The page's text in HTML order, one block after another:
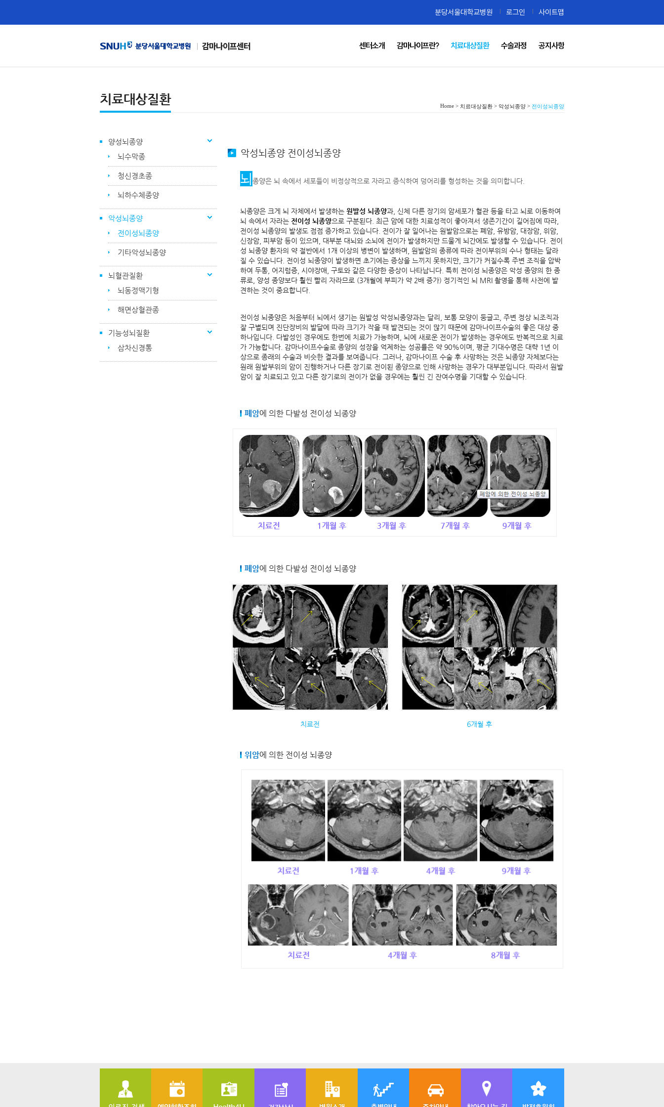
감마나이프센터
분당서울대학교병원 로그인 사이트맵
센터소개 감마나이프란? 치료대상질환 수술과정 공지사항
치료대상질환 Home > 치료대상질환 > 악성뇌종양 > 전이성뇌종양
양성뇌종양
뇌수막종
청신경초종
뇌하수체종양
악성뇌종양
전이성뇌종양
기타악성뇌종양
뇌혈관질환
뇌동정맥기형
해면상혈관종
기능성뇌질환
삼차신경통
악성뇌종양 전이성뇌종양
뇌 종양은 뇌 속에서 세포들이 비정상적으로 자라고 증식하여 덩어리를 형성하는 것을 의미합니다.
뇌종양은 크게 뇌 자체에서 발생하는 원발성 뇌종양과, 신체 다른 장기의 암세포가 혈관 등을 타고 뇌로 이동하여
뇌 속에서 자라는 전이성 뇌종양으로 구분된다. 최근 암에 대한 치료성적이 좋아져서 생존기간이 길어짐에 따라,
전이성 뇌종양의 발생도 점점 증가하고 있습니다. 전이가 잘 일어나는 원발암으로는 폐암, 유방암, 대장암, 위암,
신장암, 피부암 등이 있으며, 대부분 대뇌와 소뇌에 전이가 발생하지만 드물게 뇌간에도 발생할 수 있습니다. 전이
성 뇌종양 환자의 약 절반에서 1개 이상의 병변이 발생하며, 원발암의 종류에 따라 전이부위의 수나 형태는 달라
질 수 있습니다. 전이성 뇌종양이 발생하면 초기에는 증상을 느끼지 못하지만, 크기가 커질수록 주변 조직을 압박
하여 두통, 어지럼증, 시야장애, 구토와 같은 다양한 증상이 나타납니다. 특히 전이성 뇌종양은 악성 종양의 한 종
류로, 양성 종양보다 훨씬 빨리 자라므로 (3개월에 부피가 약 2배 증가) 정기적인 뇌 MRI 촬영을 통해 사전에 발
견하는 것이 중요합니다.
전이성 뇌종양은 처음부터 뇌에서 생기는 원발성 악성뇌종양과는 달리, 보통 모양이 둥글고, 주변 정상 뇌조직과
잘 구별되며 진단장비의 발달에 따라 크기가 작을 때 발견되는 것이 많기 때문에 감마나이프수술의 좋은 대상 중
하나입니다. 다발성인 경우에도 한번에 치료가 가능하며, 뇌에 새로운 전이가 발생하는 경우에도 반복적으로 치료
가 가능합니다. 감마나이프수술로 종양의 성장을 억제하는 성공률은 약 90%이며, 평균 기대수명은 대략 1년 이
상으로 종래의 수술과 비슷한 결과를 보여줍니다. 그러나, 감마나이프 수술 후 사망하는 것은 뇌종양 자체보다는
원래 원발부위의 암이 진행하거나 다른 장기로 전이된 종양으로 인해 사망하는 경우가 대부분입니다. 따라서 원발
암이 잘 치료되고 있고 다른 장기로의 전이가 없을 경우에는 훨씬 긴 잔여수명을 기대할 수 있습니다.
폐암에 의한 다발성 전이성 뇌종양
폐암에 의한 다발성 전이성 뇌종양
치료전 6개월 후
위암에 의한 전이성 뇌종양